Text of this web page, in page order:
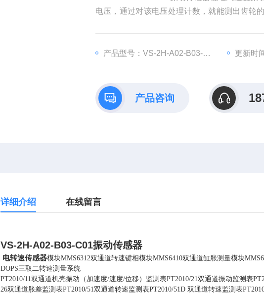
电压，通过对该电压处理计数，就能测出齿轮
产品型号：VS-2H-A02-B03-C01 更新时
产品咨询
详细介绍 在线留言
VS-2H-A02-B03-C01振动传感器
电转速传感器模块MMS6312双通道转速键相模块MMS6410双通道缸胀测量模块
DOPS三取二转速测量系统
PT2010/11双通道机壳振动（加速度/速度/位移）监测表PT2010/21双通道振动监测表
26双通道胀差监测表PT2010/51双通道转速监测表PT2010/51D 双通道转速监测表